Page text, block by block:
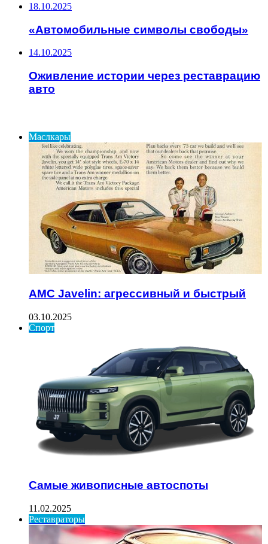
18.10.2025
«Автомобильные символы свободы»
14.10.2025
Оживление истории через реставрацию
авто
Маслкары
AMC Javelin: агрессивный и быстрый
03.10.2025
Спорт
Самые живописные автоспоты
11.02.2025
Реставраторы